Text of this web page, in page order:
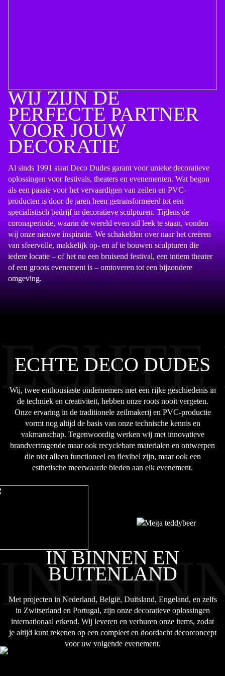
WIJ ZIJN DE
PERFECTE PARTNER
VOOR JOUW
DECORATIE
Al sinds 1991 staat Deco Dudes garant voor unieke decoratieve
oplossingen voor festivals, theaters en evenementen. Wat begon
als een passie voor het vervaardigen van zeilen en PVC-
producten is door de jaren heen getransformeerd tot een
specialistisch bedrijf in decoratieve sculpturen. Tijdens de
coronaperiode, waarin de wereld even stil leek te staan, vonden
wij onze nieuwe inspiratie. We schakelden over naar het creëren
van sfeervolle, makkelijk op- en af te bouwen sculpturen die
iedere locatie – of het nu een bruisend festival, een intiem theater
of een groots evenement is – omtoveren tot een bijzondere
omgeving.
ECHTE DECO DUDES
Wij, twee enthousiaste ondernemers met een rijke geschiedenis in
de techniek en creativiteit, hebben onze roots nooit vergeten.
Onze ervaring in de traditionele zeilmakerij en PVC-productie
vormt nog altijd de basis van onze technische kennis en
vakmanschap. Tegenwoordig werken wij met innovatieve
brandvertragende maar ook recyclebare materialen en ontwerpen
die niet alleen functioneel en flexibel zijn, maar ook een
esthetische meerwaarde bieden aan elk evenement.
ININ BINNEN EN
BUITENLAND
Met projecten in Nederland, België, Duitsland, Engeland, en zelfs
in Zwitserland en Portugal, zijn onze decoratieve oplossingen
internationaal erkend. Wij leveren en verhuren onze items, zodat
je altijd kunt rekenen op een compleet en doordacht decorconcept
voor uw volgende evenement.